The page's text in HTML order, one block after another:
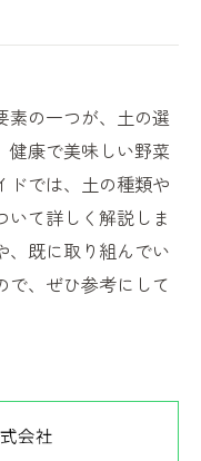
素の一つが、土の選
健康で美味しい野菜
ドでは、土の種類や
いて詳しく解説しま
、既に取り組んでい
で、ぜひ参考にして